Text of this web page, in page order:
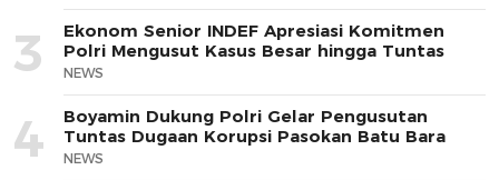
3
Ekonom Senior INDEF Apresiasi Komitmen
Polri Mengusut Kasus Besar hingga Tuntas
NEWS
4
Boyamin Dukung Polri Gelar Pengusutan
Tuntas Dugaan Korupsi Pasokan Batu Bara
NEWS